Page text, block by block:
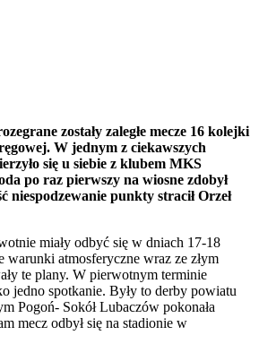
zostały zaległe mecze 16 kolejki
W jednym z ciekawszych
się u siebie z klubem MKS
po raz pierwszy na wiosne zdobył
niespodzewanie punkty stracił Orzeł
miały odbyć się w dniach 17-18
warunki atmosferyczne wraz ze złym
te plany. W pierwotnym terminie
jedno spotkanie. Były to derby powiatu
Pogoń- Sokół Lubaczów pokonała
mecz odbył się na stadionie w